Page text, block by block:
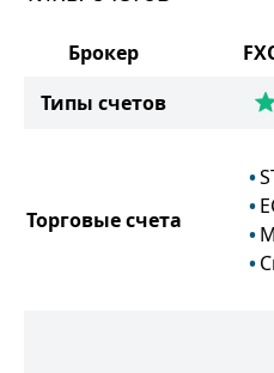
Брокер
Типы счетов
Торговые счета